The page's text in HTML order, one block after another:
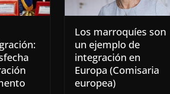
Los marroquíes son
un ejemplo de
integración en
Europa (Comisaria
europea)